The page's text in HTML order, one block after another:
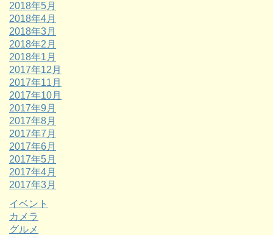
2018年5月
2018年4月
2018年3月
2018年2月
2018年1月
2017年12月
2017年11月
2017年10月
2017年9月
2017年8月
2017年7月
2017年6月
2017年5月
2017年4月
2017年3月
イベント
カメラ
グルメ